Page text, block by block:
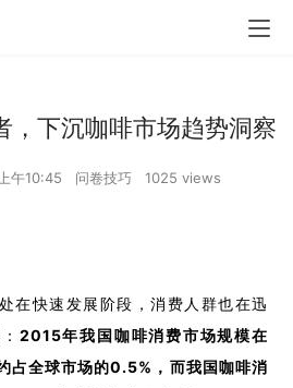
，下沉咖啡市场趋势洞察
午10:45 问卷技巧 1025 views
在快速发展阶段，消费人群也在迅
2015年我国咖啡消费市场规模在
占全球市场的0.5%， 而我国咖啡消